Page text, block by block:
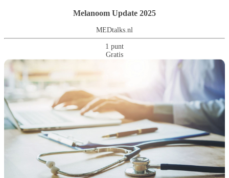
Melanoom Update 2025
MEDtalks.nl
1 punt
Gratis